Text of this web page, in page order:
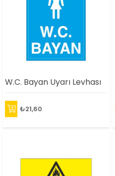
W.C. Bayan Uyarı Levhası
₺21,60